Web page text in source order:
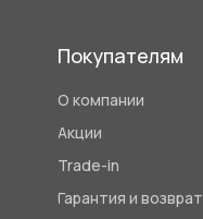
О компании
Акции
Trade-in
Гарантия и возврат
Покупателям